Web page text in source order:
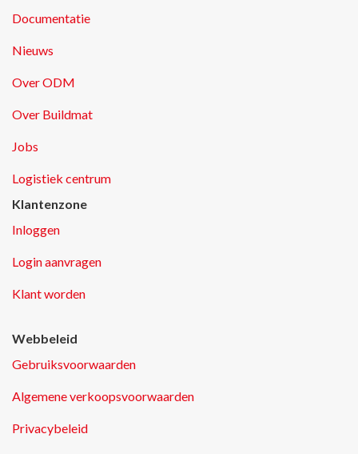
Documentatie
Nieuws
Over ODM
Over Buildmat
Jobs
Logistiek centrum
Klantenzone
Inloggen
Login aanvragen
Klant worden
Webbeleid
Gebruiksvoorwaarden
Algemene verkoopsvoorwaarden
Privacybeleid